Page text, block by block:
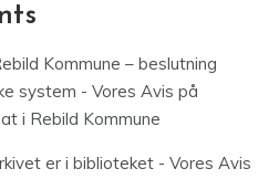
Kommune – beslutning
system - Vores Avis på
i Rebild Kommune
er i biblioteket - Vores Avis